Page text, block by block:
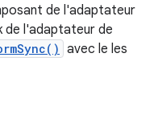
de l'adaptateur
de l'adaptateur de
avec le les